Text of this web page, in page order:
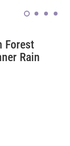
Forest
Rain